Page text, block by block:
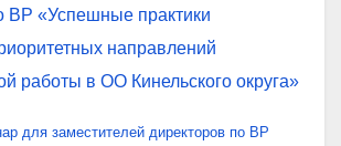
ВР «Успешные практики
направлений
работы в ОО Кинельского округа»
для заместителей директоров по ВР